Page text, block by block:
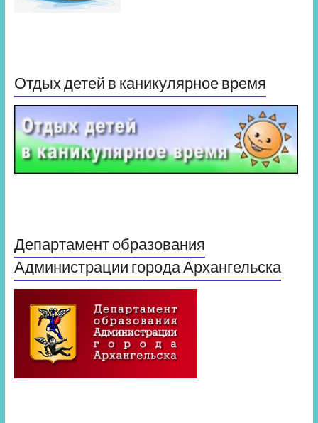
Отдых детей в каникулярное время
Департамент образования
Администрации города Архангельска